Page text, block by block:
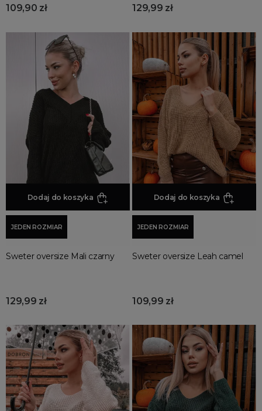
109,90 zł 129,99 zł
Dodaj do koszyka
JEDEN ROZMIAR
Sweter oversize Mali czarny
129,99 zł
Dodaj do koszyka
JEDEN ROZMIAR
Sweter oversize Leah camel
109,99 zł